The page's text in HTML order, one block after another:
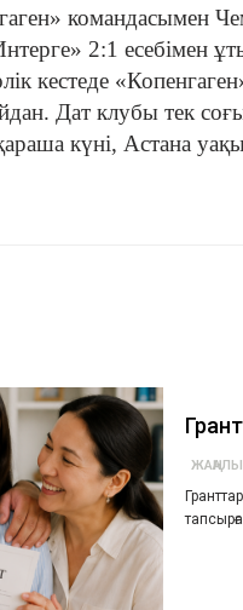
командасымен
2:1 есебімен
кестеде
Дат клубы тек
күні, Астана